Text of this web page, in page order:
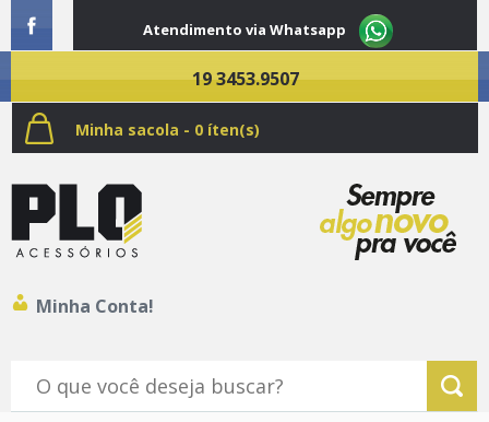
Atendimento via Whatsapp
19 3453.9507
Minha sacola - 0 íten(s)
Minha Conta!